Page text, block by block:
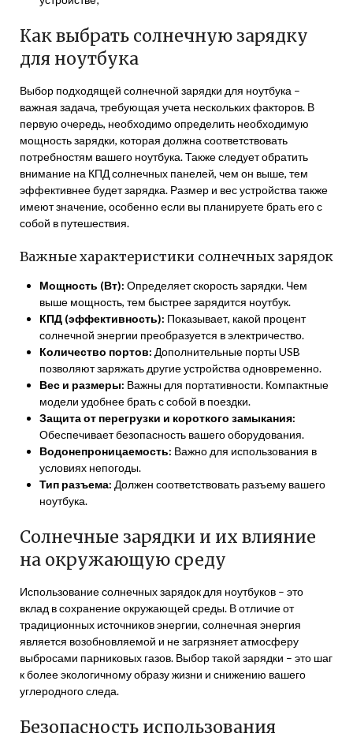
Как выбрать солнечную зарядку
для ноутбука
Выбор подходящей солнечной зарядки для ноутбука –
важная задача, требующая учета нескольких факторов. В
первую очередь, необходимо определить необходимую
мощность зарядки, которая должна соответствовать
потребностям вашего ноутбука. Также следует обратить
внимание на КПД солнечных панелей, чем он выше, тем
эффективнее будет зарядка. Размер и вес устройства также
имеют значение, особенно если вы планируете брать его с
собой в путешествия.
Важные характеристики солнечных зарядок
Мощность (Вт): Определяет скорость зарядки. Чем
выше мощность, тем быстрее зарядится ноутбук.
КПД (эффективность): Показывает, какой процент
солнечной энергии преобразуется в электричество.
Количество портов: Дополнительные порты USB
позволяют заряжать другие устройства одновременно.
Вес и размеры: Важны для портативности. Компактные
модели удобнее брать с собой в поездки.
Защита от перегрузки и короткого замыкания:
Обеспечивает безопасность вашего оборудования.
Водонепроницаемость: Важно для использования в
условиях непогоды.
Тип разъема: Должен соответствовать разъему вашего
ноутбука.
Солнечные зарядки и их влияние
на окружающую среду
Использование солнечных зарядок для ноутбуков – это
вклад в сохранение окружающей среды. В отличие от
традиционных источников энергии, солнечная энергия
является возобновляемой и не загрязняет атмосферу
выбросами парниковых газов. Выбор такой зарядки – это шаг
к более экологичному образу жизни и снижению вашего
углеродного следа.
Безопасность использования